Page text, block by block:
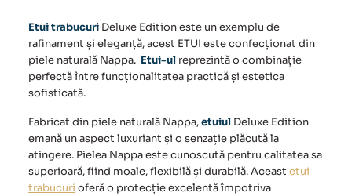
Etui trabucuri Deluxe Edition este un exemplu de
rafinament și eleganță, acest ETUI este confecționat din
piele naturală Nappa. Etui-ul reprezintă o combinație
perfectă între funcționalitatea practică și estetica
sofisticată.
Fabricat din piele naturală Nappa,etuiul Deluxe Edition
emană un aspect luxuriant și o senzație plăcută la
atingere. Pielea Nappa este cunoscută pentru calitatea sa
superioară, fiind moale, flexibilă și durabilă. Aceast etui
trabucuri oferă o protecție excelentă împotriva